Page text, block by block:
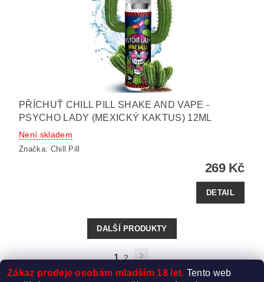
PŘÍCHUŤ CHILL PILL SHAKE AND VAPE -
PSYCHO LADY (MEXICKÝ KAKTUS) 12ML
Není skladem
Značka: Chill Pill
269 Kč
DETAIL
DALŠÍ PRODUKTY
1 2
35položek celkem
Zákaz prodeje osobám mladším 18 let. Tento web